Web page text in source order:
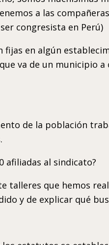
a las
congresista en Perú)
en algún
va de un municipio
de la población
afiliadas al sindicato?
talleres que hemos
y de explicar qué